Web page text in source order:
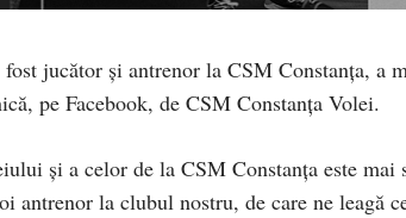
jucător și antrenor la CSM Constanța, a
pe Facebook, de CSM Constanța Volei.
și a celor de la CSM Constanța este
antrenor la clubul nostru, de care ne leagă